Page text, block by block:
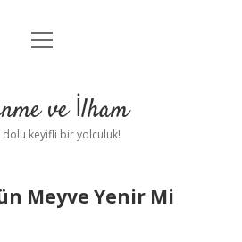
Anasayfa
Yasal Uyarı
menüyü
ve İlham
dolu keyifli bir yolculuk!
Meyve Yenir Mi